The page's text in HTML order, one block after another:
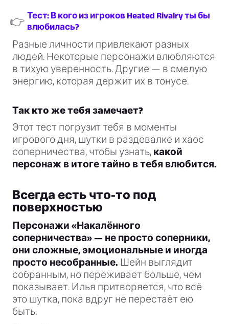
👉 Тест: В кого из игроков Heated Rivalry ты бы
влюбилась?
Разные личности привлекают разных
людей. Некоторые персонажи влюбляются
в тихую уверенность. Другие — в смелую
энергию, которая держит их в тонусе.
Так кто же тебя замечает?
Этот тест погрузит тебя в моменты
игрового дня, шутки в раздевалке и хаос
соперничества, чтобы узнать, какой
персонаж в итоге тайно в тебя влюбится.
Всегда есть что-то под
поверхностью
Персонажи «Накалённого
соперничества» — не просто соперники,
они сложные, эмоциональные и иногда
просто несобранные. Шейн выглядит
собранным, но переживает больше, чем
показывает. Илья притворяется, что всё
это шутка, пока вдруг не перестаёт ею
быть.